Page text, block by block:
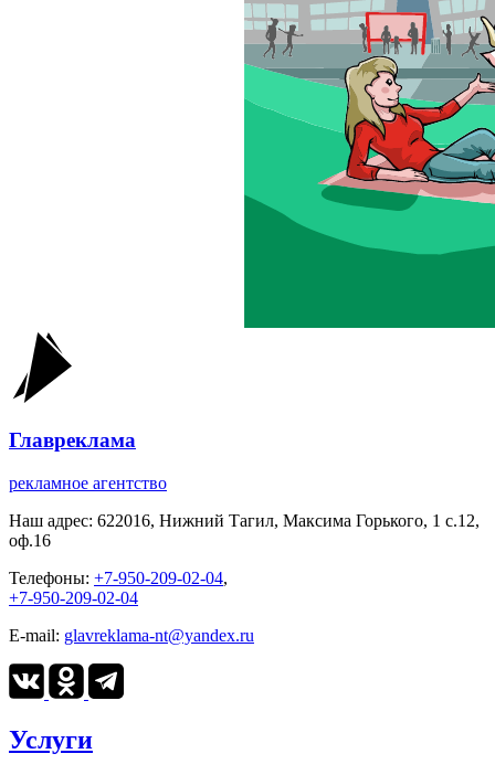
Главреклама
рекламное агентство
Наш адрес: 622016, Нижний Тагил, Максима Горького, 1 c.12,
оф.16
Телефоны: +7-950-209-02-04,
+7-950-209-02-04
E-mail: glavreklama-nt@yandex.ru
Услуги